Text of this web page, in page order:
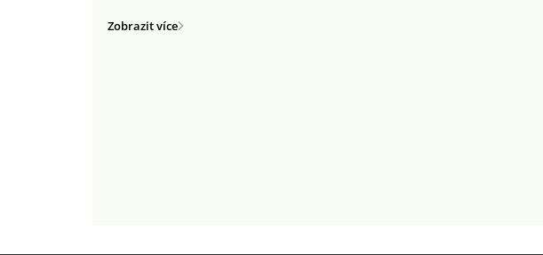
Zobrazit více